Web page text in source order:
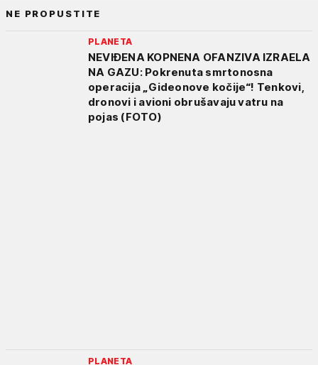
NE PROPUSTITE
PLANETA
NEVIĐENA KOPNENA OFANZIVA IZRAELA
NA GAZU: Pokrenuta smrtonosna
operacija „Gideonove kočije“! Tenkovi,
dronovi i avioni obrušavaju vatru na
pojas (FOTO)
PLANETA